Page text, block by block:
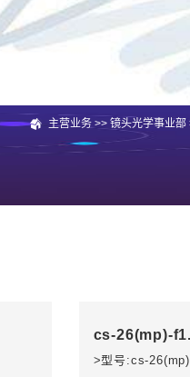
主营业务 >>镜头光学事业部
cs-26(mp)-
>型号:cs-